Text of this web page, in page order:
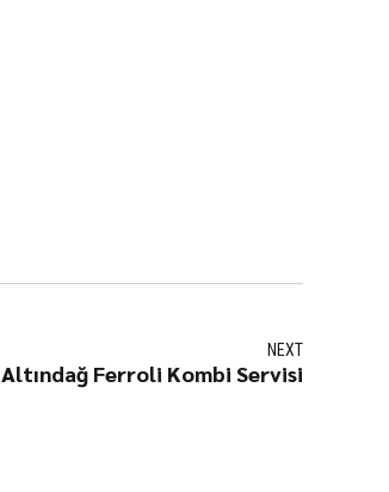
NEXT
Altındağ Ferroli Kombi Servisi